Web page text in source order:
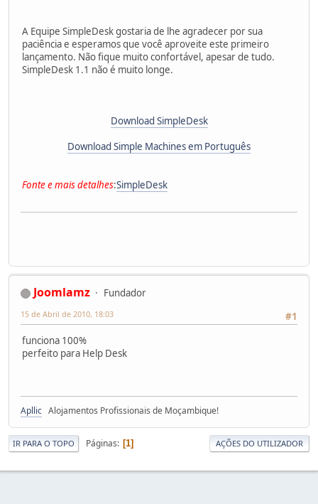
A Equipe SimpleDesk gostaria de lhe agradecer por sua
paciência e esperamos que você aproveite este primeiro
lançamento. Não fique muito confortável, apesar de tudo.
SimpleDesk 1.1 não é muito longe.
Download SimpleDesk
Download Simple Machines em Português
Fonte e mais detalhes:SimpleDesk
Joomlamz
Fundador
#1
15 de Abril de 2010, 18:03
funciona 100%
perfeito para Help Desk
Apllic Alojamentos Profissionais de Moçambique!
IR PARA O TOPO Páginas 1 AÇÕES DO UTILIZADOR